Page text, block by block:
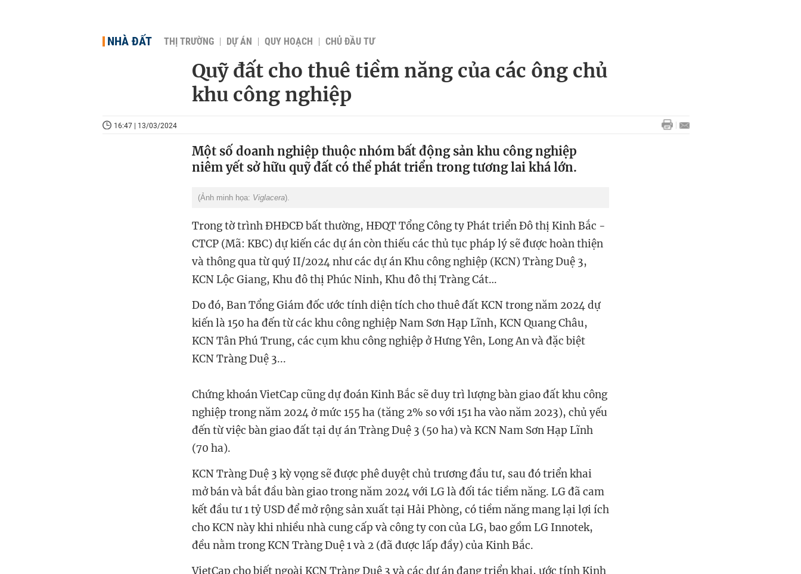
NHÀ ĐẤT THỊ TRƯỜNG DỰ ÁN QUY HOẠCH CHỦ ĐẦU TƯ
Quỹ đất cho thuê tiềm năng của các ông chủ
khu công nghiệp
16:47 | 13/03/2024
Một số doanh nghiệp thuộc nhóm bất động sản khu công nghiệp
niêm yết sở hữu quỹ đất có thể phát triển trong tương lai khá lớn.
(Ảnh minh họa: Viglacera).
Trong tờ trình ĐHĐCĐ bất thường, HĐQT Tổng Công ty Phát triển Đô thị Kinh Bắc -
CTCP (Mã: KBC) dự kiến các dự án còn thiếu các thủ tục pháp lý sẽ được hoàn thiện
và thông qua từ quý II/2024 như các dự án Khu công nghiệp (KCN) Tràng Duệ 3,
KCN Lộc Giang, Khu đô thị Phúc Ninh, Khu đô thị Tràng Cát…
Do đó, Ban Tổng Giám đốc ước tính diện tích cho thuê đất KCN trong năm 2024 dự
kiến là 150 ha đến từ các khu công nghiệp Nam Sơn Hạp Lĩnh, KCN Quang Châu,
KCN Tân Phú Trung, các cụm khu công nghiệp ở Hưng Yên, Long An và đặc biệt
KCN Tràng Duệ 3...
Chứng khoán VietCap cũng dự đoán Kinh Bắc sẽ duy trì lượng bàn giao đất khu công
nghiệp trong năm 2024 ở mức 155 ha (tăng 2% so với 151 ha vào năm 2023), chủ yếu
đến từ việc bàn giao đất tại dự án Tràng Duệ 3 (50 ha) và KCN Nam Sơn Hạp Lĩnh
(70 ha).
KCN Tràng Duệ 3 kỳ vọng sẽ được phê duyệt chủ trương đầu tư, sau đó triển khai
mở bán và bắt đầu bàn giao trong năm 2024 với LG là đối tác tiềm năng. LG đã cam
kết đầu tư 1 tỷ USD để mở rộng sản xuất tại Hải Phòng, có tiềm năng mang lại lợi ích
cho KCN này khi nhiều nhà cung cấp và công ty con của LG, bao gồm LG Innotek,
đều nằm trong KCN Tràng Duệ 1 và 2 (đã được lấp đầy) của Kinh Bắc.
VietCap cho biết ngoài KCN Tràng Duệ 3 và các dự án đang triển khai, ước tính Kinh